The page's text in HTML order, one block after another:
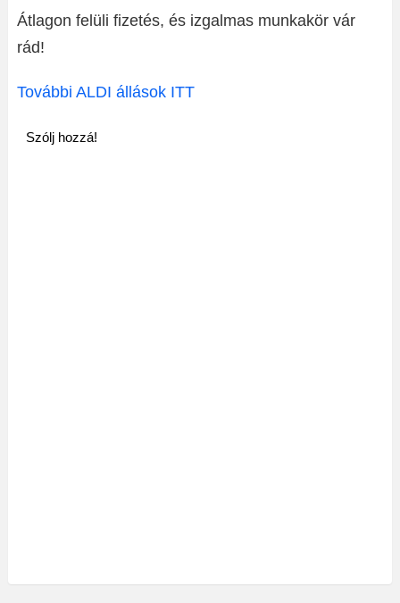
Átlagon felüli fizetés, és izgalmas munkakör vár
rád!
További ALDI állások ITT
Szólj hozzá!